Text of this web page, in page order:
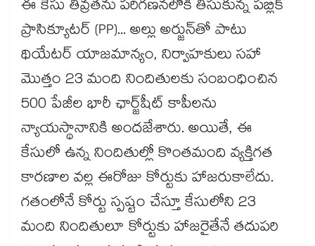
ఈ కేసు తీవ్రతను పరిగణనలోకి తీసుకున్న పబ్లిక్
ప్రాసిక్యూటర్ (PP)... అల్లు అర్జున్‌తో పాటు
థియేటర్ యాజమాన్యం, నిర్వాహకులు సహా
మొత్తం 23 మంది నిందితులకు సంబంధించిన
500 పేజీల భారీ ఛార్జ్‌షీట్ కాపీలను
న్యాయస్థానానికి అందజేశారు. అయితే, ఈ
కేసులో ఉన్న నిందితుల్లో కొంతమంది వ్యక్తిగత
కారణాల వల్ల ఈరోజు కోర్టుకు హాజరుకాలేదు.
గతంలోనే కోర్టు స్పష్టం చేస్తూ కేసులోని 23
మంది నిందితులూ కోర్టుకు హాజరైతేనే తదుపరి